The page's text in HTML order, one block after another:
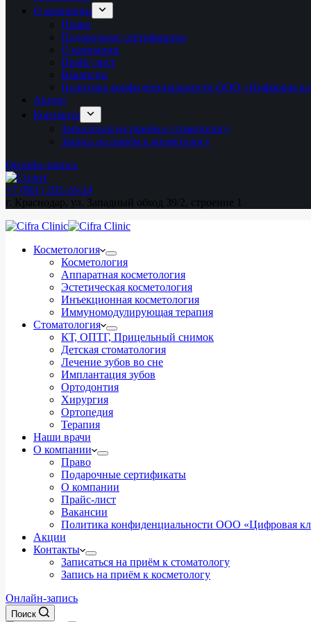
О компании
Право
Подарочные сертификаты
О компании
Прайс-лист
Вакансии
Политика конфиденциальности ООО «Цифровая
Акции
Контакты
Записаться на приём к стоматологу
Запись на приём к косметологу
Онлайн-запись
+7 (861) 292-24-24
г. Краснодар, ул. Западный обход 39/2, строение 1
Косметология
Косметология
Аппаратная косметология
Эстетическая косметология
Инъекционная косметология
Иммуномодулирующая терапия
Стоматология
КТ, ОПТГ, Прицельный снимок
Детская стоматология
Лечение зубов во сне
Имплантация зубов
Ортодонтия
Хирургия
Ортопедия
Терапия
Наши врачи
О компании
Право
Подарочные сертификаты
О компании
Прайс-лист
Вакансии
Политика конфиденциальности ООО «Цифровая
Акции
Контакты
Записаться на приём к стоматологу
Запись на приём к косметологу
Онлайн-запись
Поиск